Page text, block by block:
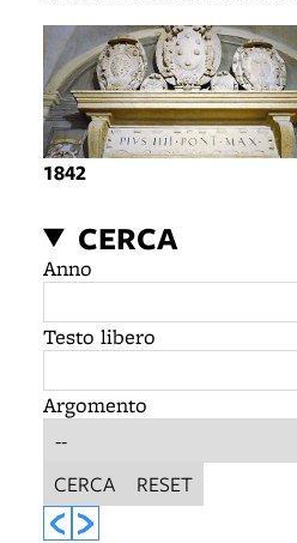
1842
CERCA
Anno
Testo libero
Argomento
CERCA RESET